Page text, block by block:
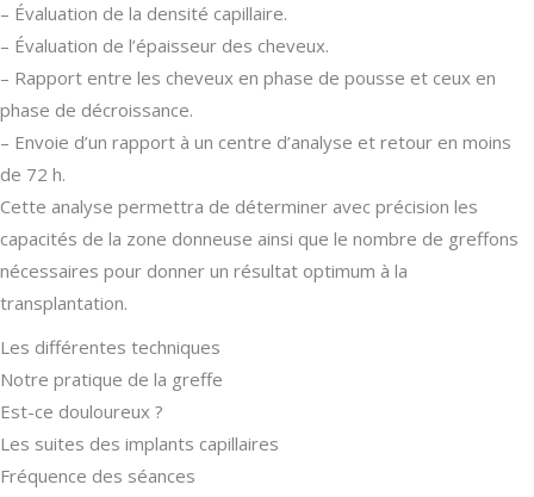
– Évaluation de la densité capillaire.
– Évaluation de l’épaisseur des cheveux.
– Rapport entre les cheveux en phase de pousse et ceux en
phase de décroissance.
– Envoie d’un rapport à un centre d’analyse et retour en moins
de 72 h.
Cette analyse permettra de déterminer avec précision les
capacités de la zone donneuse ainsi que le nombre de greffons
nécessaires pour donner un résultat optimum à la
transplantation.
Les différentes techniques
Notre pratique de la greffe
Est-ce douloureux ?
Les suites des implants capillaires
Fréquence des séances